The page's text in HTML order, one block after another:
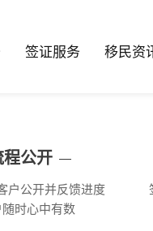
签证服务 移民资
程公开
户公开并反馈进度
时心中有数